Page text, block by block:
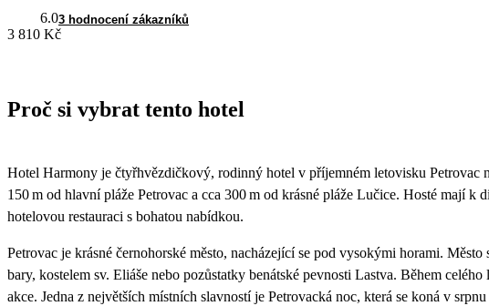
6.03 hodnocení zákazníků
3 810 Kč
Proč si vybrat tento hotel
Hotel Harmony je čtyřhvězdičkový, rodinný hotel v příjemném letovisku Petrovac
150 m od hlavní pláže Petrovac a cca 300 m od krásné pláže Lučice. Hosté mají k
hotelovou restauraci s bohatou nabídkou.
Petrovac je krásné černohorské město, nacházející se pod vysokými horami. Město
bary, kostelem sv. Eliáše nebo pozůstatky benátské pevnosti Lastva. Během
akce. Jedna z největších místních slavností je Petrovacká noc, která se koná v